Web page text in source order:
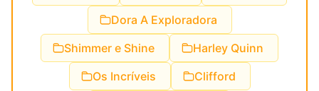
Dora A Exploradora
Shimmer e Shine
Harley Quinn
Os Incríveis
Clifford